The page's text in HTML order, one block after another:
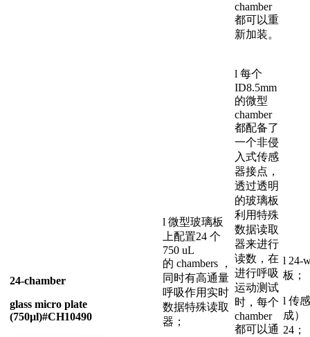
chamber
都可以重
新加装。
24-chamber
glass micro plate
(750µl)#CH10490
l 微型玻璃板
上配置24 个
750 uL
的 chambers ，
同时有高通量
呼吸作用实时
数据特殊读取
器；
l 每个
ID8.5mm
的微型
chamber
都配备了
一个非侵
入式传感
器接点，
透过透明
的玻璃板
利用特殊
数据读取
器来进行
读数，在
进行呼吸
运动测试
时，每个
chamber
都可以通
l 24-
板；
l 传
成）
24；